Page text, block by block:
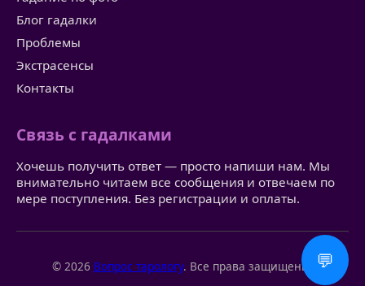
Блог гадалки
Проблемы
Экстрасенсы
Контакты
Связь с гадалками
Хочешь получить ответ — просто напиши нам. Мы
внимательно читаем все сообщения и отвечаем по
мере поступления. Без регистрации и оплаты.
© 2026 Вопрос тарологу. Все права защищены. 💬